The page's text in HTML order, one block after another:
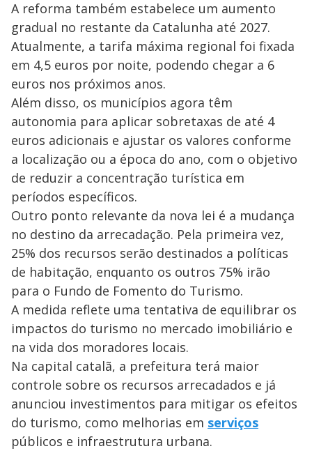
A reforma também estabelece um aumento
gradual no restante da Catalunha até 2027.
Atualmente, a tarifa máxima regional foi fixada
em 4,5 euros por noite, podendo chegar a 6
euros nos próximos anos.
Além disso, os municípios agora têm
autonomia para aplicar sobretaxas de até 4
euros adicionais e ajustar os valores conforme
a localização ou a época do ano, com o objetivo
de reduzir a concentração turística em
períodos específicos.
Outro ponto relevante da nova lei é a mudança
no destino da arrecadação. Pela primeira vez,
25% dos recursos serão destinados a políticas
de habitação, enquanto os outros 75% irão
para o Fundo de Fomento do Turismo.
A medida reflete uma tentativa de equilibrar os
impactos do turismo no mercado imobiliário e
na vida dos moradores locais.
Na capital catalã, a prefeitura terá maior
controle sobre os recursos arrecadados e já
anunciou investimentos para mitigar os efeitos
do turismo, como melhorias em serviços
públicos e infraestrutura urbana.